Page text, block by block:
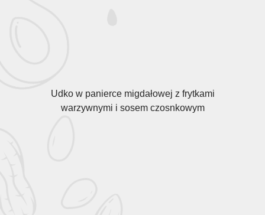
Udko w panierce migdałowej z frytkami
warzywnymi i sosem czosnkowym